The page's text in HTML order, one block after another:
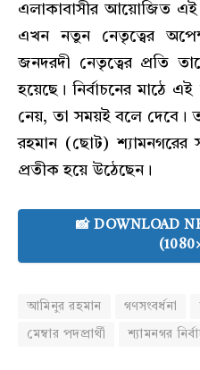
এলাকাবাসীর আয়োজিত এই
এখন নতুন নেতৃত্বের
জনদরদী নেতৃত্বের প্রতি
হয়েছে। নির্বাচনের মাঠে
নেয়, তা সময়ই বলে দেবে।
রহমান (ছোট) শ্যামনগরের
প্রতীক হয়ে উঠেছেন।
📸 DOWNLOAD
আমিনুর রহমান গণসংবর্ধনা
মেম্বার পদপ্রার্থী শ্যামনগর